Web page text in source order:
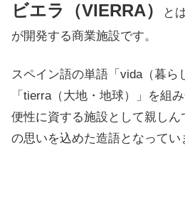
ビエラ（VIERRA）
と
が開発する商業施設です。
スペイン語の単語「vida（暮ら
「tierra（大地・地球）」を組
便性に資する施設として親しん
の思いを込めた造語となってい